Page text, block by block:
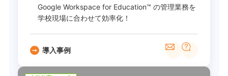
Google Workspace for Education™ の管理業務を
学校現場に合わせて効率化！
導入事例